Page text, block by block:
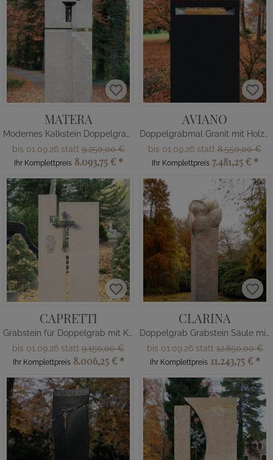
MATERA
Modernes Kalkstein Doppelgrabmal
bis 01.09.26 statt9.250,00 €
Ihr Komplettpreis 8.093,75 € *
AVIANO
Doppelgrabmal Granit mit Holz Boot
bis 01.09.26 statt 8.550,00 €
Ihr Komplettpreis 7.481,25 € *
CAPRETTI
Grabstein für Doppelgrab mit Kreuz
bis 01.09.26 statt 9.150,00 €
Ihr Komplettpreis 8.006,25 € *
CLARINA
Doppelgrab Grabstein Säule mit Knospe
bis 01.09.26 statt12.850,00 €
Ihr Komplettpreis 11.243,75 € *